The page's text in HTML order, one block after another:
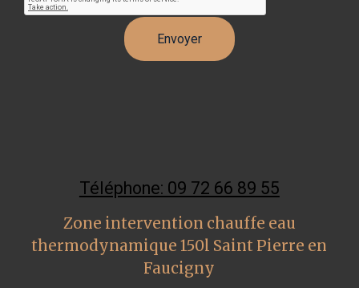
Téléphone: 09 72 66 89 55
Zone intervention chauffe eau
thermodynamique 150l Saint Pierre en
Faucigny